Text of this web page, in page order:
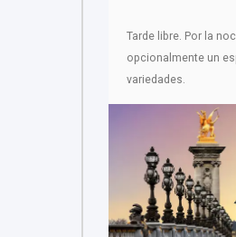
Tarde libre. Por la
opcionalmente un
variedades.